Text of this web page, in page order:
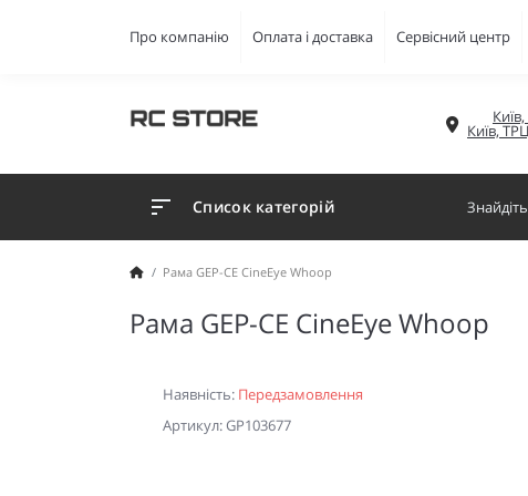
Про компанію Оплата і доставка Сервісний центр
Київ,
Список категорій
Рама GEP-CE CineEye Whoop
Рама GEP-CE CineEye Whoop
Наявність: Передзамовлення
Артикул: GP103677